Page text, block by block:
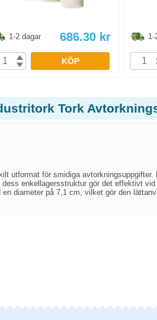
1-2 dagar 686.30 kr
KÖP
1-
Tork
utformat för smidiga
enkellagersstruktur gör det effektivt
diameter på 7,1 cm, vilket gör den